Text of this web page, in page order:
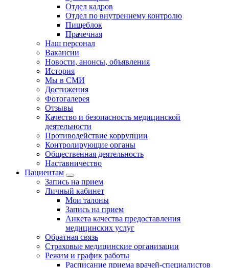
Отдел кадров
Отдел по внутреннему контролю
Пищеблок
Прачечная
Наш персонал
Вакансии
Новости, анонсы, объявления
История
Мы в СМИ
Достижения
Фотогалерея
Отзывы
Качество и безопасность медицинской
деятельности
Противодействие коррупции
Контролирующие органы
Общественная деятельность
Наставничество
Пациентам
Запись на прием
Личный кабинет
Мои талоны
Запись на прием
Анкета качества предоставления
медицинских услуг
Обратная связь
Страховые медицинские организации
Режим и график работы
Расписание приема врачей-специалистов